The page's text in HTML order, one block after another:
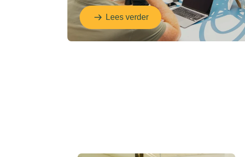
Lees verder